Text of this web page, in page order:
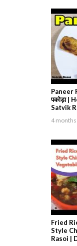
Paneer
पकोड़ा |
Satvik
4 months
Fried
Style
Rasoi |